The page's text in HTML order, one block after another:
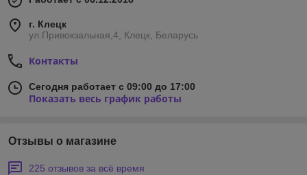
г. Клецк
ул.Привокзальная,4, Клецк, Беларусь
Контакты
Сегодня работает с 09:00 до 17:00
Показать весь график работы
Отзывы о магазине
225 отзывов за всё время